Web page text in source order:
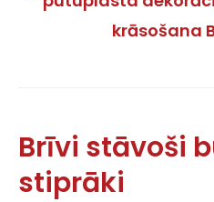
Brīvi stāvoši
stiprāki